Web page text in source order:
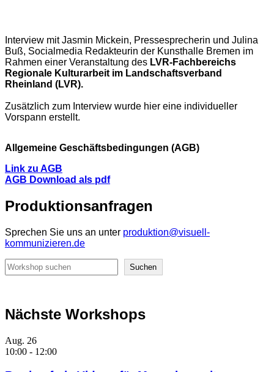
Interview mit Jasmin Mickein, Pressesprecherin und Julina
Buß, Socialmedia Redakteurin der Kunsthalle Bremen im
Rahmen einer Veranstaltung des LVR-Fachbereichs
Regionale Kulturarbeit im Landschaftsverband
Rheinland (LVR).
Zusätzlich zum Interview wurde hier eine individueller
Vorspann erstellt.
Allgemeine Geschäftsbedingungen (AGB)
Link zu AGB
AGB Download als pdf
Produktionsanfragen
Sprechen Sie uns an unter produktion@visuell-
kommunizieren.de
Suchen
Suchen
Nächste Workshops
Aug. 26
10:00 - 12:00